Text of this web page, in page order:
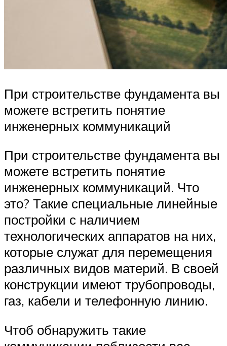
При строительстве фундамента вы
можете встретить понятие
инженерных коммуникаций
При строительстве фундамента вы
можете встретить понятие
инженерных коммуникаций. Что
это? Такие специальные линейные
постройки с наличием
технологических аппаратов на них,
которые служат для перемещения
различных видов материй. В своей
конструкции имеют трубопроводы,
газ, кабели и телефонную линию.
Чтоб обнаружить такие